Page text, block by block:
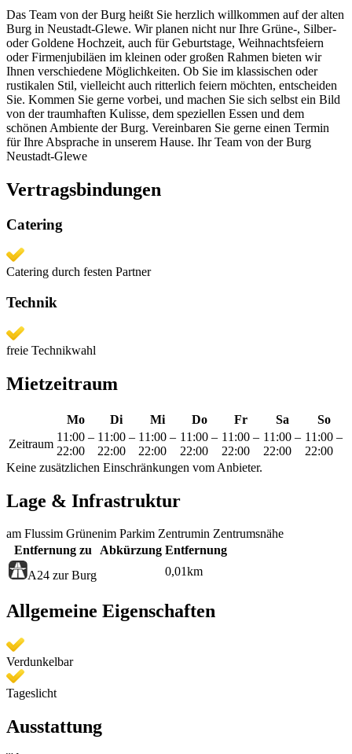
Das Team von der Burg heißt Sie herzlich willkommen auf der alten
Burg in Neustadt-Glewe. Wir planen nicht nur Ihre Grüne-, Silber-
oder Goldene Hochzeit, auch für Geburtstage, Weihnachtsfeiern
oder Firmenjubiläen im kleinen oder großen Rahmen bieten wir
Ihnen verschiedene Möglichkeiten. Ob Sie im klassischen oder
rustikalen Stil, vielleicht auch ritterlich feiern möchten, entscheiden
Sie. Kommen Sie gerne vorbei, und machen Sie sich selbst ein Bild
von der traumhaften Kulisse, dem speziellen Essen und dem
schönen Ambiente der Burg. Vereinbaren Sie gerne einen Termin
für Ihre Absprache in unserem Hause. Ihr Team von der Burg
Neustadt-Glewe
Vertragsbindungen
Catering
Catering durch festen Partner
Technik
freie Technikwahl
Mietzeitraum
Mo Di Mi Do Fr Sa
So
Zeitraum
11:00 –
22:00
11:00 –
22:00
11:00 –
22:00
11:00 –
22:00
11:00 –
22:00
11:00 –
22:00
11:00 –
22:00
Keine zusätzlichen Einschränkungen vom Anbieter.
Lage & Infrastruktur
am Flussim Grünenim Parkim Zentrumin Zentrumsnähe
Entfernung zu
Abkürzung Entfernung
A24 zur Burg
0,01km
Allgemeine Eigenschaften
Verdunkelbar
Tageslicht
Ausstattung